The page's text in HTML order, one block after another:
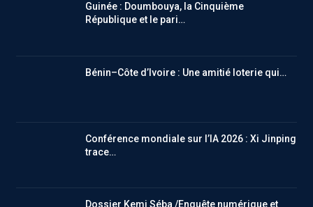
Guinée : Doumbouya, la Cinquième
République et le pari…
Bénin–Côte d’Ivoire : Une amitié loterie qui…
Conférence mondiale sur l’IA 2026 : Xi Jinping
trace…
Dossier Kemi Séba /Enquête numérique et